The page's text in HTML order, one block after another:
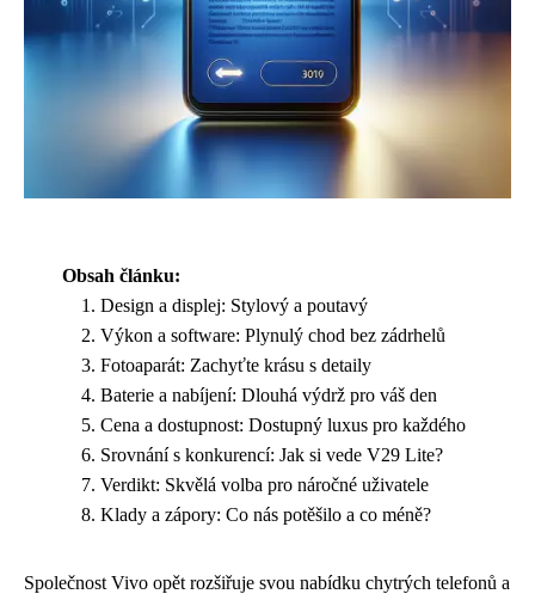
Obsah článku:
Design a displej: Stylový a poutavý
Výkon a software: Plynulý chod bez zádrhelů
Fotoaparát: Zachyťte krásu s detaily
Baterie a nabíjení: Dlouhá výdrž pro váš den
Cena a dostupnost: Dostupný luxus pro každého
Srovnání s konkurencí: Jak si vede V29 Lite?
Verdikt: Skvělá volba pro náročné uživatele
Klady a zápory: Co nás potěšilo a co méně?
Společnost Vivo opět rozšiřuje svou nabídku chytrých telefonů a